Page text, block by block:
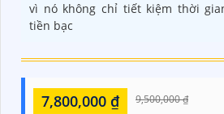
vì nó không chỉ tiết kiệm thời
tiền bạc
7,800,000 ₫ 9,500,000 ₫